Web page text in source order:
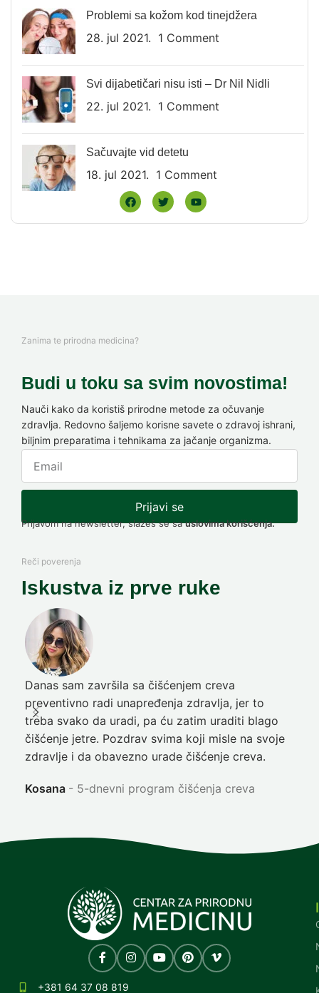
Problemi sa kožom kod tinejdžera
28. jul 2021. 1 Comment
Svi dijabetičari nisu isti – Dr Nil Nidli
22. jul 2021. 1 Comment
Sačuvajte vid detetu
18. jul 2021. 1 Comment
Zanima te prirodna medicina?
Budi u toku sa svim novostima!
Nauči kako da koristiš prirodne metode za očuvanje
zdravlja. Redovno šaljemo korisne savete o zdravoj ishrani,
biljnim preparatima i tehnikama za jačanje organizma.
Prijavi se
Prijavom na newsletter, slažeš se sauslovima korišćenja.
Reči poverenja
Iskustva iz prve ruke
Danas sam završila sa čišćenjem creva
preventivno radi unapređenja zdravlja, jer to
treba svako da uradi, pa ću zatim uraditi blago
čišćenje jetre. Pozdrav svima koji misle na svoje
zdravlje i da obavezno urade čišćenje creva.
Kosana 5-dnevni program čišćenja creva
+381 64 37 08 819